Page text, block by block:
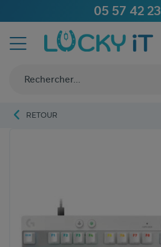
05 57 42 23
RETOUR